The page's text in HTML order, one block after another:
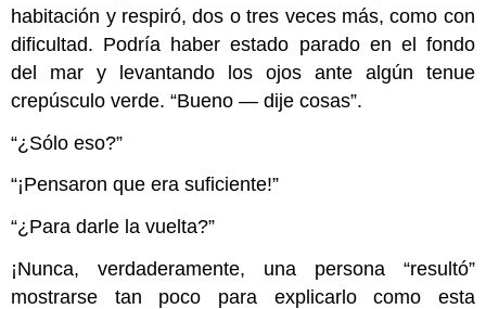
habitación y respiró, dos o tres veces más, como con
dificultad. Podría haber estado parado en el fondo
del mar y levantando los ojos ante algún tenue
crepúsculo verde. “Bueno — dije cosas”.
“¿Sólo eso?”
“¡Pensaron que era suficiente!”
“¿Para darle la vuelta?”
¡Nunca, verdaderamente, una persona “resultó”
mostrarse tan poco para explicarlo como esta